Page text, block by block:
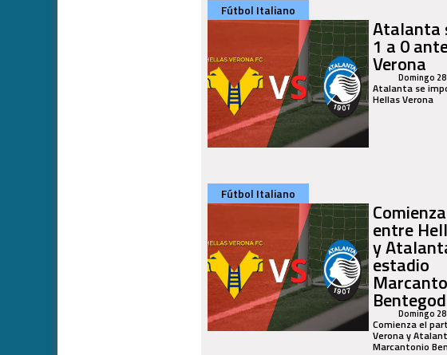
Fútbol Italiano
Atalanta
1 a 0
Verona
Domingo
Atalanta se
Hellas Verona
Fútbol Italiano
entre
y
estadio
Domingo
Comienza el
Verona y
Marcantonio